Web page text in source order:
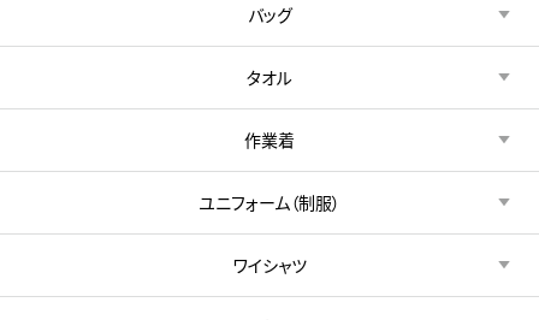
バッグ
タオル
作業着
ユニフォーム（制服）
ワイシャツ